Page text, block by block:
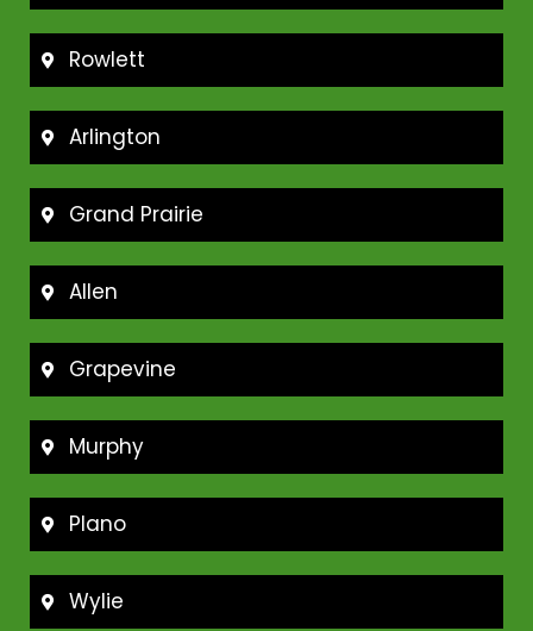
Rowlett
Arlington
Grand Prairie
Allen
Grapevine
Murphy
Plano
Wylie